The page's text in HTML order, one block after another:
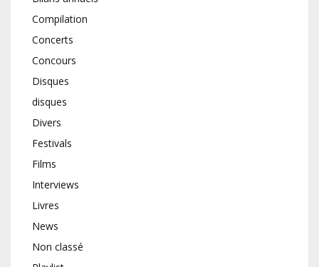
Compilation
Concerts
Concours
Disques
disques
Divers
Festivals
Films
Interviews
Livres
News
Non classé